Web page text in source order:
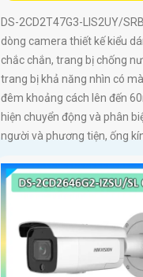
DS-2CD2T47G3-LIS2UY/
dòng camera thiết kế kiểu
chắc chắn, trang bị chống
trang bị khả năng nhìn có
đêm khoảng cách lên đến
hiện chuyển động và phân
người và phương tiện, ống